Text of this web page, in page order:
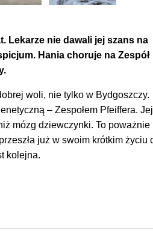
Lekarze nie dawali jej szans na
Hania choruje na Zespół
woli, nie tylko w Bydgoszczy.
– Zespołem Pfeiffera. Jej
mózg dziewczynki. To poważnie
już w swoim krótkim życiu
kolejna.